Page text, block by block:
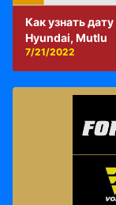
Как узнать
Hyundai, Mutlu
7/21/2022